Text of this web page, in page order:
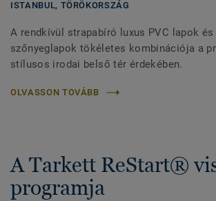
ISTANBUL, TÖRÖKORSZÁG
A rendkívül strapabíró luxus PVC lapok
szőnyeglapok tökéletes kombinációja a
stílusos irodai belső tér érdekében.
OLVASSON TOVÁBB
A Tarkett ReStart®
programja